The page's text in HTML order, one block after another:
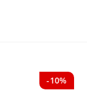
-10%